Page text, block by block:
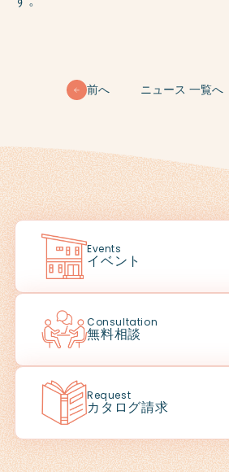
前へ ニュース 一覧へ
Events
イベント
Consultation
無料相談
Request
カタログ請求